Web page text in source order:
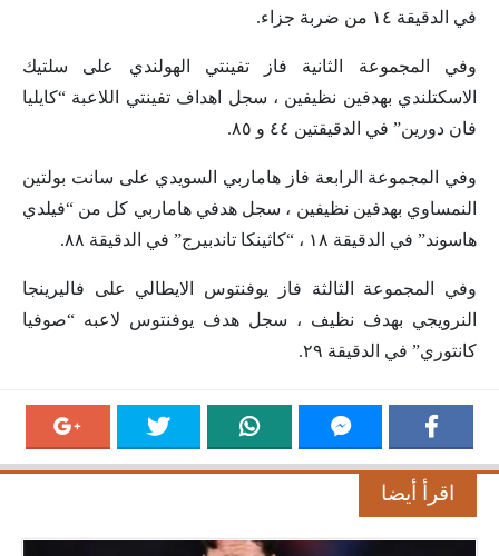
في الدقيقة ١٤ من ضربة جزاء.
وفي المجموعة الثانية فاز تفينتي الهولندي على سلتيك
الاسكتلندي بهدفين نظيفين ، سجل اهداف تفينتي اللاعبة “كايليا
فان دورين” في الدقيقتين ٤٤ و ٨٥.
وفي المجموعة الرابعة فاز هاماربي السويدي على سانت بولتين
النمساوي بهدفين نظيفين ، سجل هدفي هاماربي كل من “فيلدي
هاسوند” في الدقيقة ١٨ ، “كاثينكا تاندبيرج” في الدقيقة ٨٨.
وفي المجموعة الثالثة فاز يوفنتوس الايطالي على فاليرينجا
النرويجي بهدف نظيف ، سجل هدف يوفنتوس لاعبه “صوفيا
كانتوري” في الدقيقة ٢٩.
اقرأ أيضا